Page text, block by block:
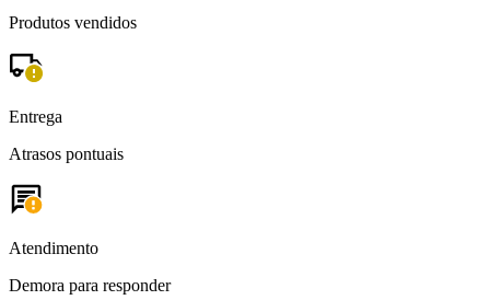
Produtos vendidos
Entrega
Atrasos pontuais
Atendimento
Demora para responder